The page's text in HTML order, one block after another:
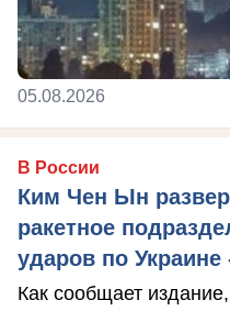
05.08.2026
В России
Ким Чен Ын
ракетное
ударов по Украине
Как сообщает